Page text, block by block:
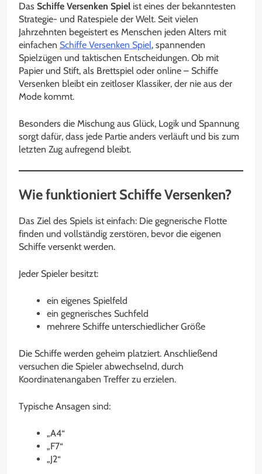
Das Schiffe Versenken Spiel ist eines der bekanntesten
Strategie- und Ratespiele der Welt. Seit vielen
Jahrzehnten begeistert es Menschen jeden Alters mit
einfachen Schiffe Versenken Spiel, spannenden
Spielzügen und taktischen Entscheidungen. Ob mit
Papier und Stift, als Brettspiel oder online – Schiffe
Versenken bleibt ein zeitloser Klassiker, der nie aus der
Mode kommt.
Besonders die Mischung aus Glück, Logik und Spannung
sorgt dafür, dass jede Partie anders verläuft und bis zum
letzten Zug aufregend bleibt.
Wie funktioniert Schiffe Versenken?
Das Ziel des Spiels ist einfach: Die gegnerische Flotte
finden und vollständig zerstören, bevor die eigenen
Schiffe versenkt werden.
Jeder Spieler besitzt:
ein eigenes Spielfeld
ein gegnerisches Suchfeld
mehrere Schiffe unterschiedlicher Größe
Die Schiffe werden geheim platziert. Anschließend
versuchen die Spieler abwechselnd, durch
Koordinatenangaben Treffer zu erzielen.
Typische Ansagen sind:
„A4“
„F7“
„J2“